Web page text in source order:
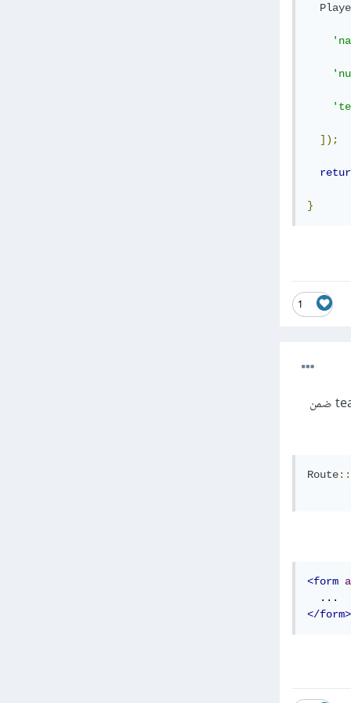
]);
}
1
المتغير team الممرر للتابع store ضمن المتحكم لا يتم جلبه بشكل صحيح، يجب التأكد من تعريف متغير team ضمن
Route::
<form
</form>